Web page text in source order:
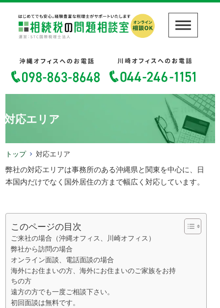
対応エリア
トップ 対応エリア
弊社の対応エリアは事務所のある沖縄県と関東を中心に、日
本国内だけでなく国外居住の方まで幅広く対応しています。
このページの目次
ご来社の場合（沖縄オフィス、川崎オフィス）
弊社から訪問の場合
オンライン面談、電話面談の場合
海外にお住まいの方、海外にお住まいのご家族をお持
ちの方
遠方の方でも一度ご相談下さい。
初回面談は無料です。